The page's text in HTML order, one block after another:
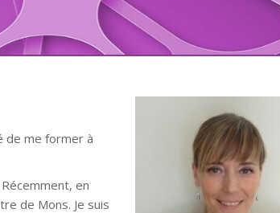
de me former à
en
de Mons. Je suis